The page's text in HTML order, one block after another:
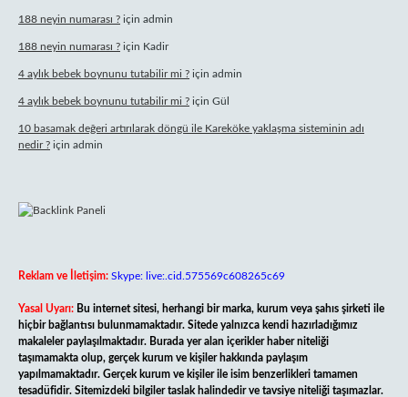
188 neyin numarası ? için admin
188 neyin numarası ? için Kadir
4 aylık bebek boynunu tutabilir mi ? için admin
4 aylık bebek boynunu tutabilir mi ? için Gül
10 basamak değeri artırılarak döngü ile Kareköke yaklaşma sisteminin adı
nedir ? için admin
Reklam ve İletişim: Skype: live:.cid.575569c608265c69
Yasal Uyarı: Bu internet sitesi, herhangi bir marka, kurum veya şahıs şirketi ile
hiçbir bağlantısı bulunmamaktadır. Sitede yalnızca kendi hazırladığımız
makaleler paylaşılmaktadır. Burada yer alan içerikler haber niteliği
taşımamakta olup, gerçek kurum ve kişiler hakkında paylaşım
yapılmamaktadır. Gerçek kurum ve kişiler ile isim benzerlikleri tamamen
tesadüfidir. Sitemizdeki bilgiler taslak halindedir ve tavsiye niteliği taşımazlar.